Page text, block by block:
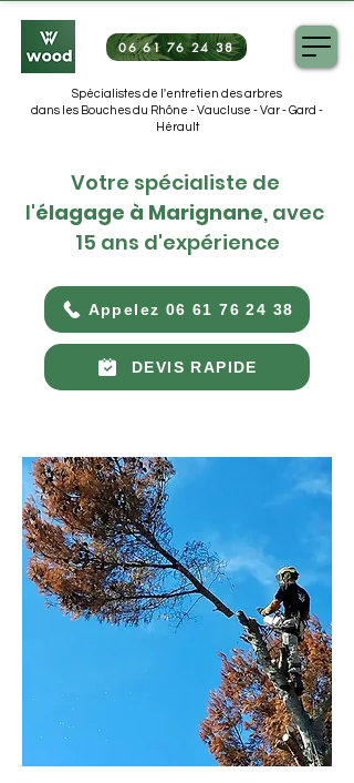
Spécialistes de l'entretien des arbres
dans les Bouches du Rhône - Vaucluse - Var - Gard -
Hérault
06 61 76 24 38
Votre spécialiste de
l'élagage à Marignane, avec
15 ans d'expérience
Appelez 06 61 76 24 38
DEVIS RAPIDE